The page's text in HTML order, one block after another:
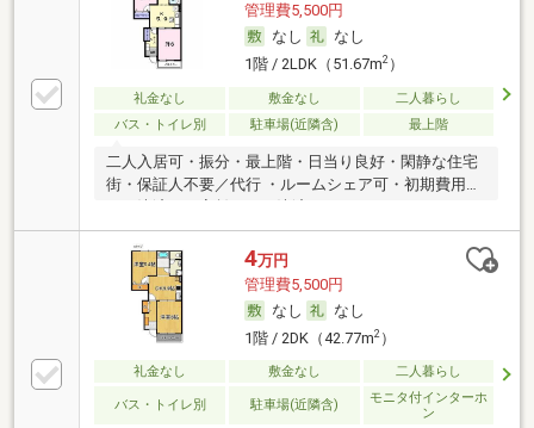
管理費5,500円
なし
なし
1階 / 2LDK（51.67m2）
礼金なし 敷金なし
二人暮らし
バス・トイレ別
駐車場(近隣含) 最上階
二人入居可・振分・最上階・日当り良好・閑静な住宅
街・保証人不要／代行 ・ルームシェア可・初期費用カ
ード決済可・家賃カード決済可
4万円
管理費5,500円
なし
なし
1階 / 2DK（42.77m2）
礼金なし 敷金なし 二人暮らし
バス・トイレ別 駐車場(近隣含)
モニタ付インターホ
ン